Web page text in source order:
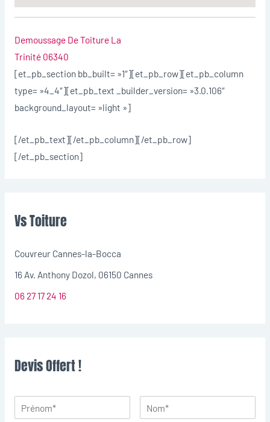
Demoussage De Toiture La
Trinité 06340
[et_pb_section bb_built= »1″][et_pb_row][et_pb_column
type= »4_4″][et_pb_text _builder_version= »3.0.106″
background_layout= »light »]
[/et_pb_text][/et_pb_column][/et_pb_row]
[/et_pb_section]
Vs Toiture
Couvreur Cannes-la-Bocca
16 Av. Anthony Dozol, 06150 Cannes
06 27 17 24 16
Devis Offert !